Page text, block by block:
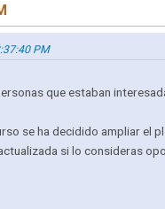
PM
que estaban
se ha decidido ampliar el
si lo consideras